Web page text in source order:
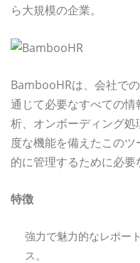
ら大規模の企業。
BambooHRは、会社で
通じて必要なすべての
析、オンボーディング
度な機能を備えたこの
的に管理するために必要
特徴
強力で魅力的なレポー
ス。